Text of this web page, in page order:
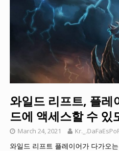
와일드 리프트, 플
드에 액세스할 수 있
March 24, 2021
와일드 리프트 플레이어가 다가오